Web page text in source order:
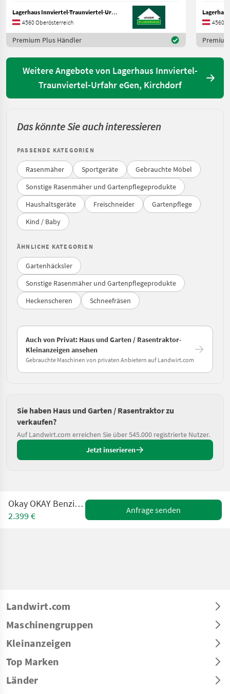
Lagerhaus Innviertel-Traunviertel-Urfahr eGen, Kirchdorf
4560 Oberösterreich
Premium Plus Händler
4560
Weitere Angebote von Lagerhaus Innviertel-
Traunviertel-Urfahr eGen, Kirchdorf
Das könnte Sie auch interessieren
PASSENDE KATEGORIEN
Rasenmäher Sportgeräte
Gebrauchte Möbel
Sonstige Rasenmäher und Gartenpflegeprodukte
Haushaltsgeräte
Freischneider
Gartenpflege
Kind / Baby
ÄHNLICHE KATEGORIEN
Gartenhäcksler
Sonstige Rasenmäher und Gartenpflegeprodukte
Heckenscheren
Schneefräsen
Auch von Privat: Haus und Garten / Rasentraktor-
Kleinanzeigen ansehen
Gebrauchte Maschinen von privaten Anbietern auf Landwirt.com
Sie haben Haus und Garten / Rasentraktor zu
verkaufen?
Auf Landwirt.com erreichen Sie über 545.000 registrierte Nutzer.
Jetzt inserieren
Okay OKAY Benzin-Rasentraktor
2.399 €
Anfrage senden
Landwirt.com
Maschinengruppen
Kleinanzeigen
Top Marken
Länder